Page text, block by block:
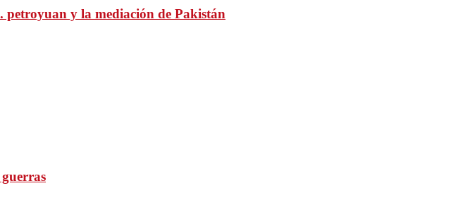
petroyuan y la mediación de Pakistán